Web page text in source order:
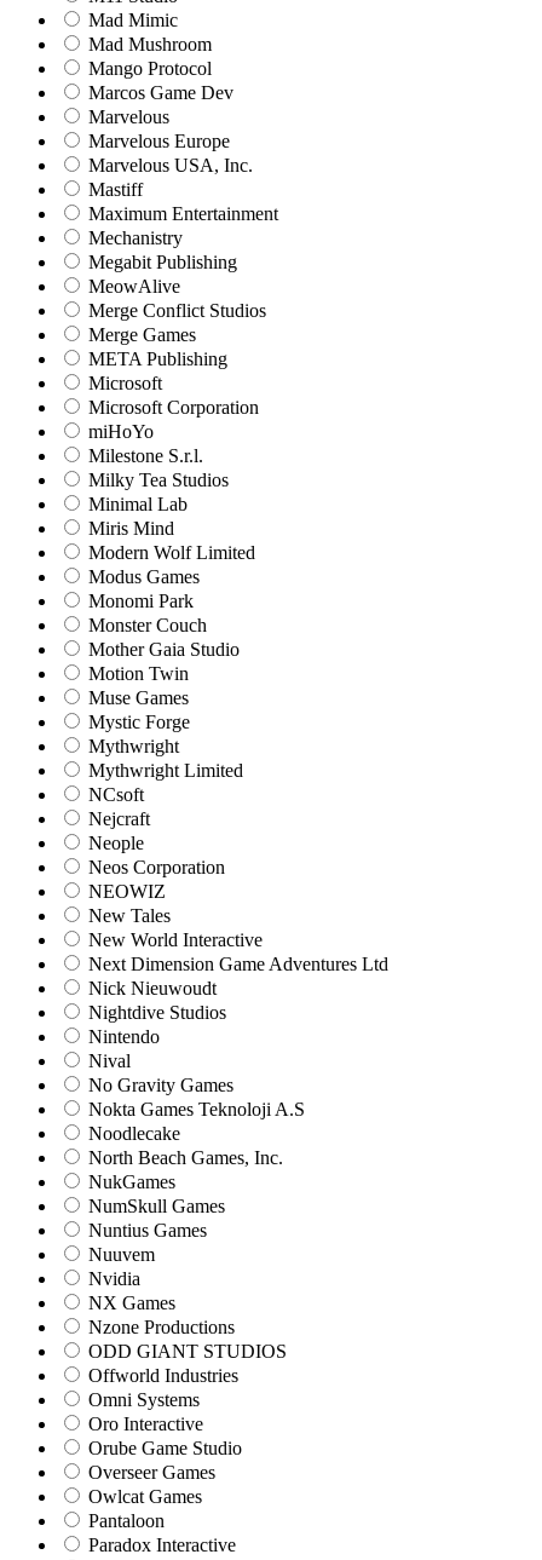
Mad Mimic
Mad Mushroom
Mango Protocol
Marcos Game Dev
Marvelous
Marvelous Europe
Marvelous USA, Inc.
Mastiff
Maximum Entertainment
Mechanistry
Megabit Publishing
MeowAlive
Merge Conflict Studios
Merge Games
META Publishing
Microsoft
Microsoft Corporation‬
miHoYo
Milestone S.r.l.
Milky Tea Studios
Minimal Lab
Miris Mind
Modern Wolf Limited
Modus Games
Monomi Park
Monster Couch
Mother Gaia Studio
Motion Twin
Muse Games
Mystic Forge
Mythwright
Mythwright Limited
NCsoft
Nejcraft
Neople
Neos Corporation
NEOWIZ
New Tales
New World Interactive
Next Dimension Game Adventures Ltd
Nick Nieuwoudt
Nightdive Studios
Nintendo
Nival
No Gravity Games
Nokta Games Teknoloji A.S
Noodlecake
North Beach Games, Inc.
NukGames
NumSkull Games
Nuntius Games
Nuuvem
Nvidia
NX Games
Nzone Productions
ODD GIANT STUDIOS
Offworld Industries
Omni Systems
Oro Interactive
Orube Game Studio
Overseer Games
Owlcat Games
Pantaloon
Paradox Interactive